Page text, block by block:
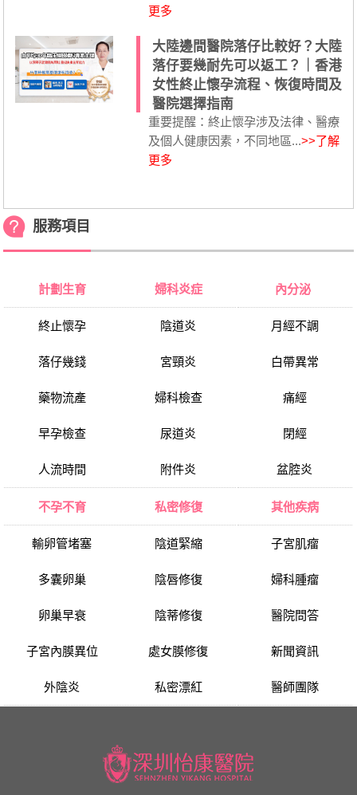
更多
大陸邊間醫院落仔比較好？大陸
落仔要幾耐先可以返工？｜香港
女性終止懷孕流程、恢復時間及
醫院選擇指南
重要提醒：終止懷孕涉及法律、醫療
及個人健康因素，不同地區...>>了解
更多
服務項目
計劃生育
終止懷孕
落仔幾錢
藥物流產
早孕檢查
人流時間
婦科炎症
陰道炎
宮頸炎
婦科檢查
尿道炎
附件炎
內分泌
月經不調
白帶異常
痛經
閉經
盆腔炎
不孕不育
輸卵管堵塞
多囊卵巢
卵巢早衰
子宮內膜異位
外陰炎
私密修復
陰道緊縮
陰唇修復
陰蒂修復
處女膜修復
私密漂紅
其他疾病
子宮肌瘤
婦科腫瘤
醫院問答
新聞資訊
醫師團隊